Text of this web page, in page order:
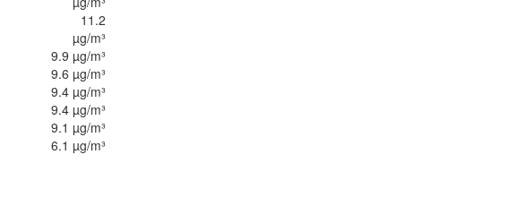
11.2
µg/m³
9.9 µg/m³
9.6 µg/m³
9.4 µg/m³
9.4 µg/m³
9.1 µg/m³
6.1 µg/m³